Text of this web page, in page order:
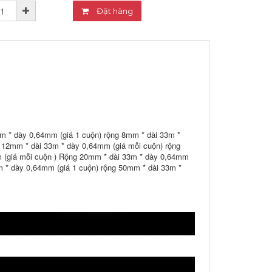
Đặt hàng
* dày 0,64mm (giá 1 cuộn) rộng 8mm * dài 33m *
* dài 33m * dày 0,64mm (giá mỗi cuộn) rộng
mỗi cuộn ) Rộng 20mm * dài 33m * dày 0,64mm
dày 0,64mm (giá 1 cuộn) rộng 50mm * dài 33m *